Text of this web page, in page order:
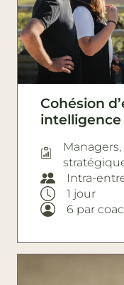
Cohésion
Intra-
1 jour
6 par